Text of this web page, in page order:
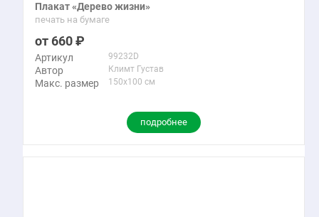
Плакат «Дерево жизни»
печать на бумаге
660
Артикул 99232D
Автор Климт Густав
Макс. размер 150x100 см
подробнее